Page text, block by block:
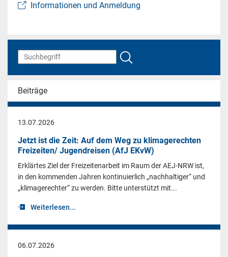
Informationen und Anmeldung
Beiträge
13.07.2026
Jetzt ist die Zeit: Auf dem Weg zu klimagerechten
Freizeiten/ Jugendreisen (AfJ EKvW)
Erklärtes Ziel der Freizeitenarbeit im Raum der AEJ-NRW ist,
in den kommenden Jahren kontinuierlich „nachhaltiger“ und
„klimagerechter“ zu werden. Bitte unterstützt mit...
Weiterlesen...
06.07.2026